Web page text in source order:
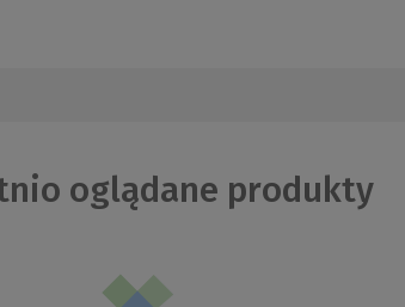
oglądane produkty